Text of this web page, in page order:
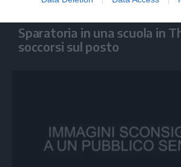
Sparatoria in una scuola in
soccorsi sul posto